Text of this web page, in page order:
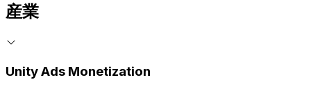
産業
Unity Ads Monetization